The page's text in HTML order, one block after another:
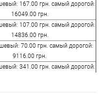
167.00 грн. самый дорогой:
16049.00 грн.
107.00 грн. самый дорогой:
14836.00 грн.
70.00 грн. самый дорогой:
9116.00 грн.
341.00 грн. самый дорогой: